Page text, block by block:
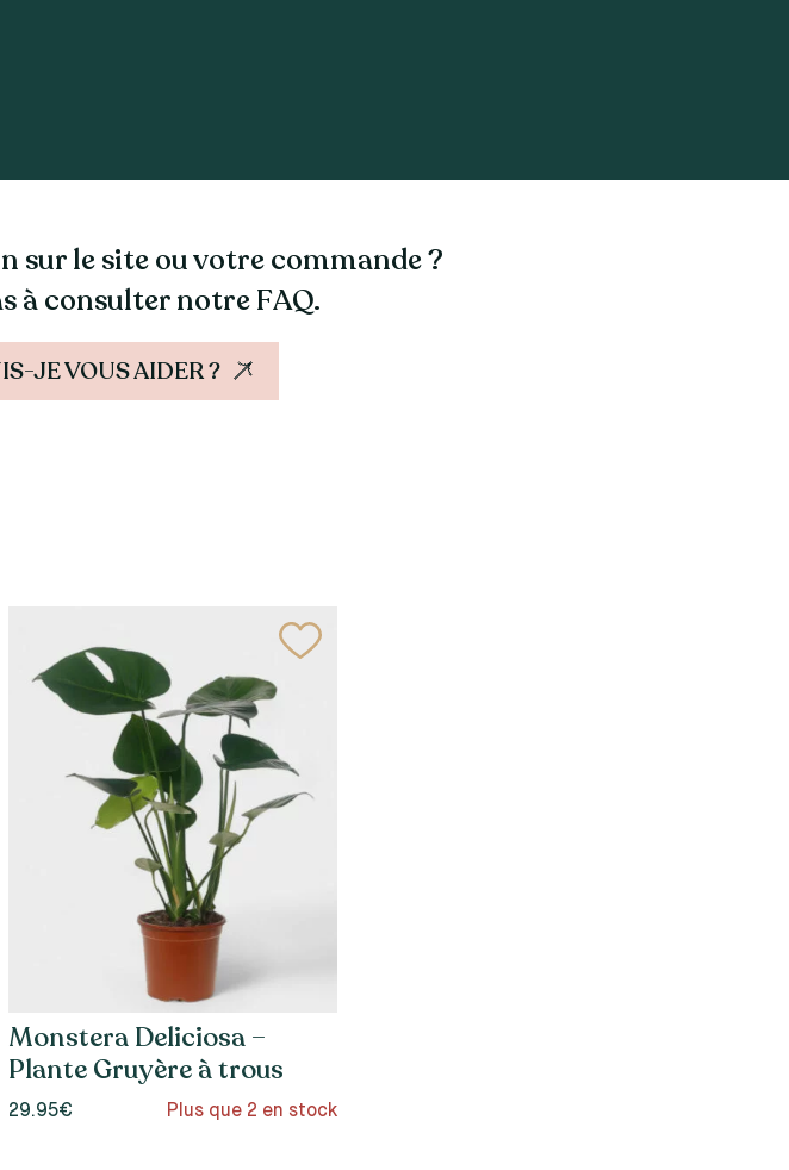
sur le site ou votre commande ?
à consulter notre FAQ.
JE VOUS AIDER ?
Monstera Deliciosa –
Plante Gruyère à trous
29.95€ Plus que 2 en stock